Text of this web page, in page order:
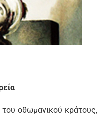
οθωμανικού κράτους,